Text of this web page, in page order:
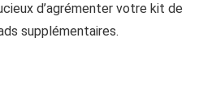
d’agrémenter votre kit de
supplémentaires.